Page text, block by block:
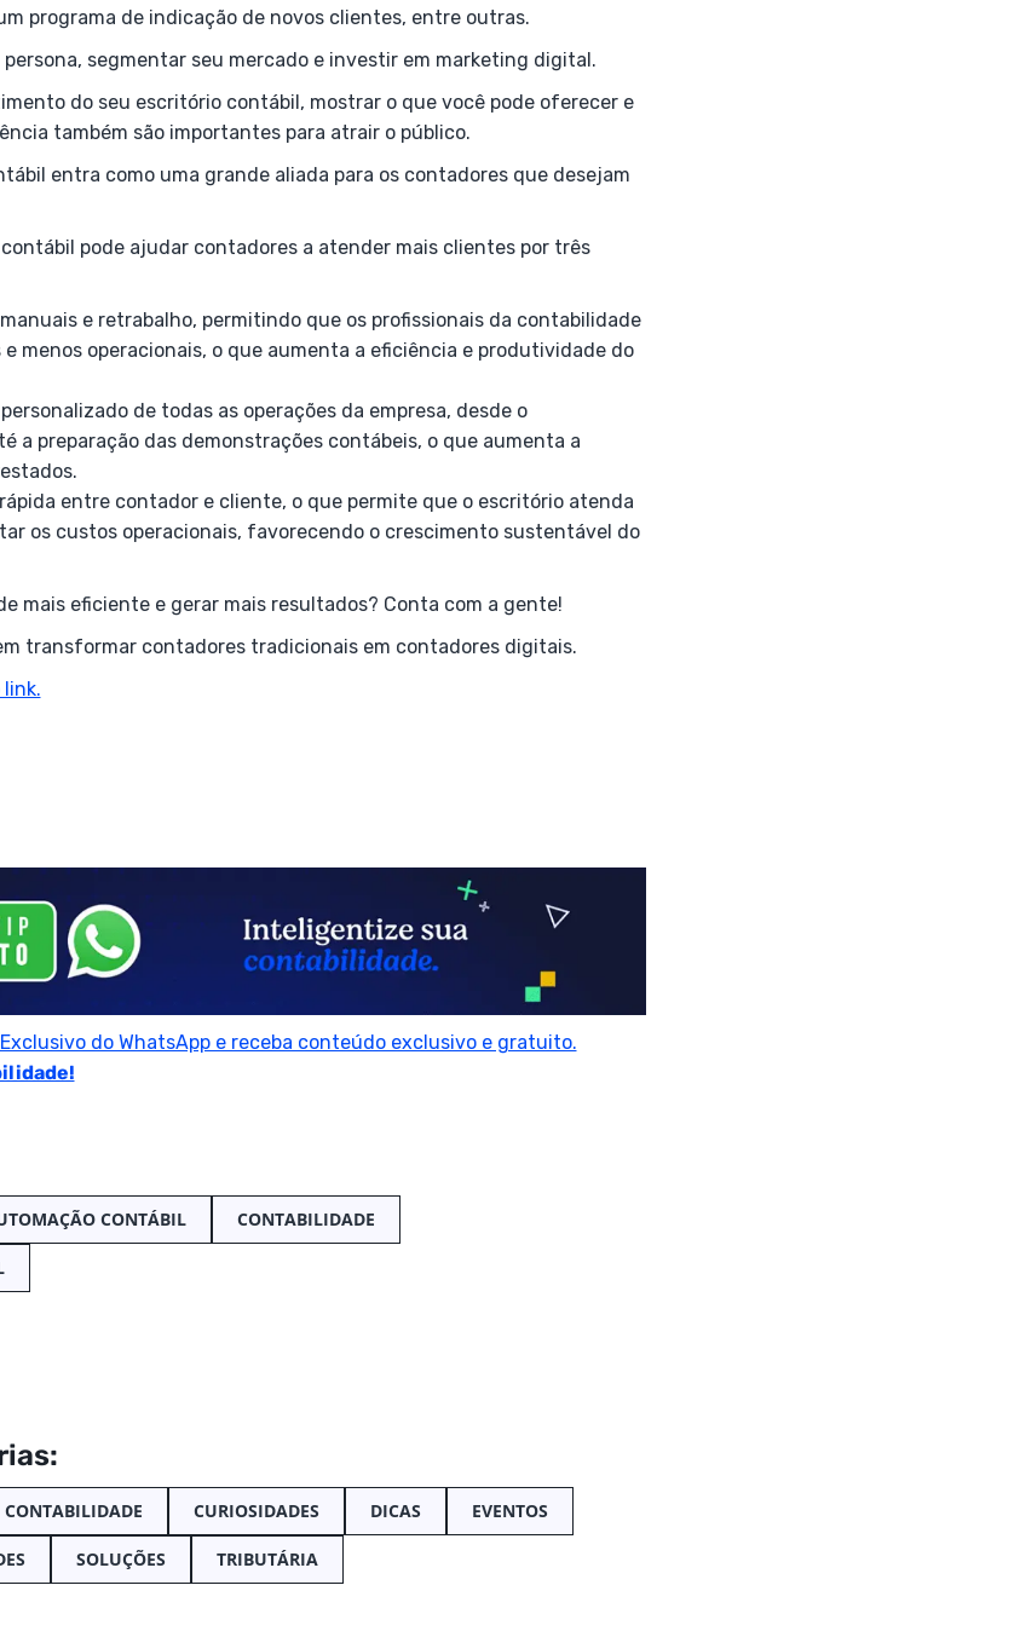
programa de indicação de novos clientes, entre outras.
segmentar seu mercado e investir em marketing digital.
do seu escritório contábil, mostrar o que você pode oferecer e
também são importantes para atrair o público.
entra como uma grande aliada para os contadores que desejam
pode ajudar contadores a atender mais clientes por três
e retrabalho, permitindo que os profissionais da contabilidade
menos operacionais, o que aumenta a eficiência e produtividade do
de todas as operações da empresa, desde o
a preparação das demonstrações contábeis, o que aumenta a
entre contador e cliente, o que permite que o escritório atenda
os custos operacionais, favorecendo o crescimento sustentável do
mais eficiente e gerar mais resultados? Conta com a gente!
transformar contadores tradicionais em contadores digitais.
link.
do WhatsApp e receba conteúdo exclusivo e gratuito.
CONTÁBIL CONTABILIDADE
CONTABILIDADE CURIOSIDADES DICAS EVENTOS
SOLUÇÕES TRIBUTÁRIA